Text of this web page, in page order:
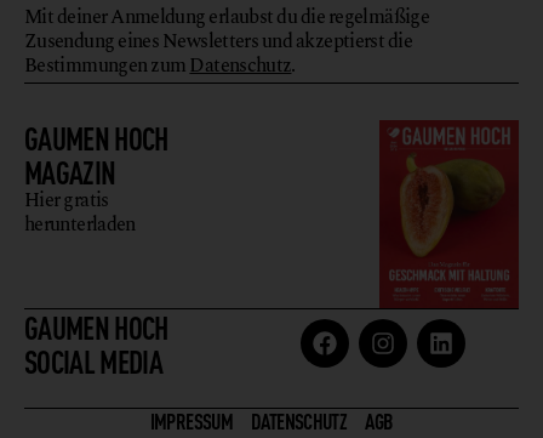
GAUMEN HOCH
MAGAZIN
Hier gratis
herunterladen
GAUMEN HOCH
SOCIAL MEDIA
Mit deiner Anmeldung erlaubst du die regelmäßige
Zusendung eines Newsletters und akzeptierst die
Bestimmungen zumDatenschutz.
IMPRESSUM DATENSCHUTZ AGB